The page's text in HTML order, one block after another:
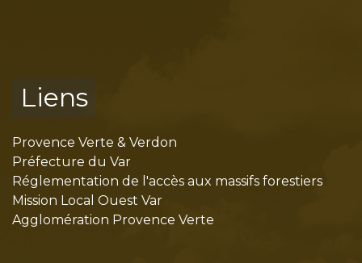
Liens
Provence Verte & Verdon
Préfecture du Var
Réglementation de l'accès aux massifs forestiers
Mission Local Ouest Var
Agglomération Provence Verte